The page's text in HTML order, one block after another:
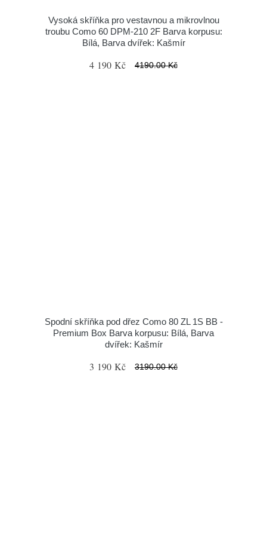
Vysoká skříňka pro vestavnou a mikrovlnou
troubu Como 60 DPM-210 2F Barva korpusu:
Bílá, Barva dvířek: Kašmír
4 190 Kč 4190.00 Kč
Spodní skříňka pod dřez Como 80 ZL 1S BB -
Premium Box Barva korpusu: Bílá, Barva
dvířek: Kašmír
3 190 Kč 3190.00 Kč